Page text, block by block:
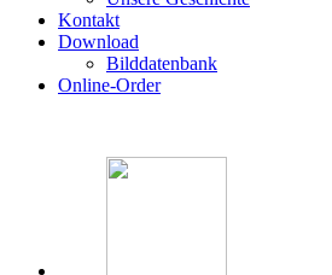
Kontakt
Download
Bilddatenbank
Online-Order